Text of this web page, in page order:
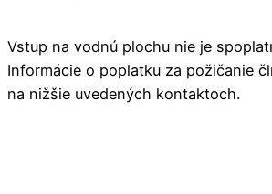
Vstup na vodnú plochu nie je
Informácie o poplatku za požičanie
na nižšie uvedených kontaktoch.